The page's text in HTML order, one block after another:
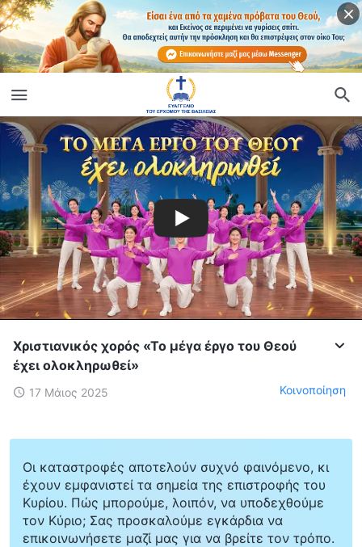
Χριστιανικός χορός «Το μέγα έργο του Θεού
έχει ολοκληρωθεί»
17 Μάιος 2025 Κοινοποίηση
Οι καταστροφές αποτελούν συχνό φαινόμενο, κι
έχουν εμφανιστεί τα σημεία της επιστροφής του
Κυρίου. Πώς μπορούμε, λοιπόν, να υποδεχθούμε
τον Κύριο; Σας προσκαλούμε εγκάρδια να
επικοινωνήσετε μαζί μας για να βρείτε τον τρόπο.